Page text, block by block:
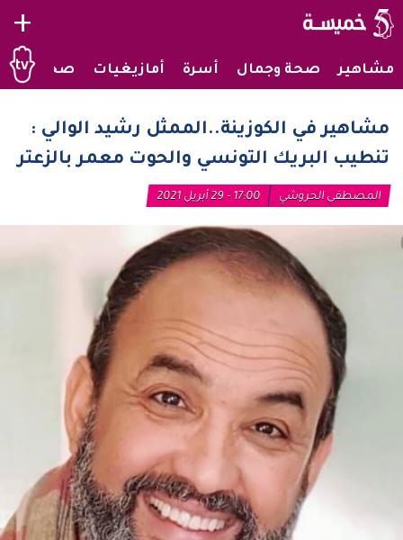
+
مشاهير صحة وجمال أسرة أمازيغيات صحراويات
مشاهير في الكوزينة..الممثل رشيد الوالي :
تنطيب البريك التونسي والحوت معمر بالزعتر
المصطفى الحروشي 17:00 - 29 أبريل 2021